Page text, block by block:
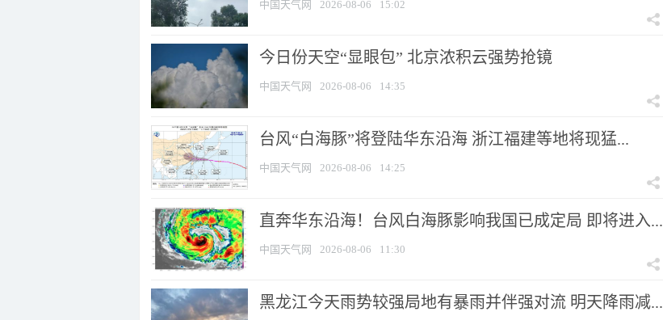
中国天气网 2026-08-06 15:02
今日份天空“显眼包” 北京浓积云强势抢镜
中国天气网 2026-08-06 14:35
台风“白海豚”将登陆华东沿海 浙江福建等地将现猛...
中国天气网 2026-08-06 14:25
直奔华东沿海！台风白海豚影响我国已成定局 即将进入...
中国天气网 2026-08-06 11:30
黑龙江今天雨势较强局地有暴雨并伴强对流 明天降雨减...